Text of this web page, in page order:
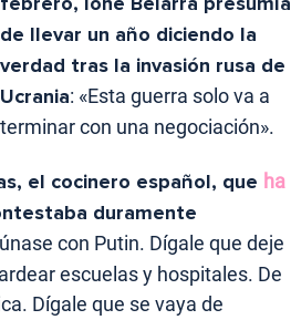
de llevar un año diciendo la
verdad tras la invasión rusa de
Ucrania: «Esta guerra solo va a
terminar con una negociación».
el cocinero español, que ha
duramente
con Putin. Dígale que deje
escuelas y hospitales. De
Dígale que se vaya de